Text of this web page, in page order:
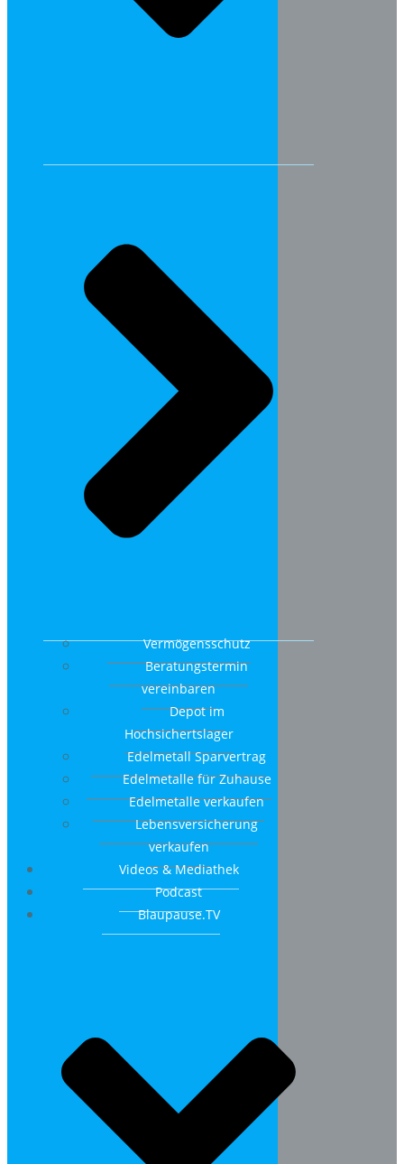
Vermögensschutz
Beratungstermin
vereinbaren
Depot im
Hochsichertslager
Edelmetall Sparvertrag
Edelmetalle für Zuhause
Edelmetalle verkaufen
Lebensversicherung
verkaufen
Videos & Mediathek
Podcast
Blaupause.TV